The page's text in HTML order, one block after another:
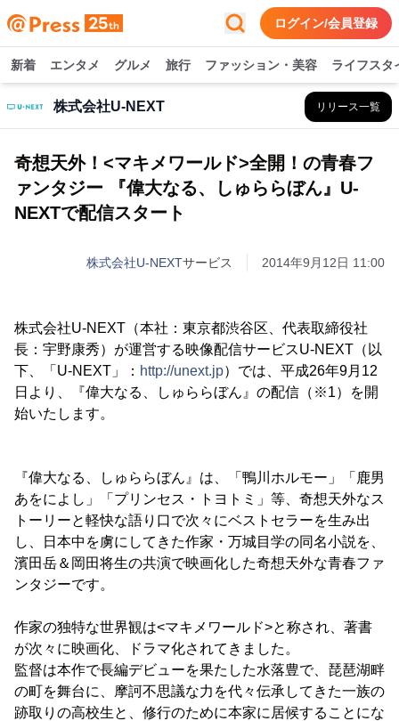
ログイン/会員登録
新着 エンタメ グルメ 旅行 ファッション・美容 ライフスタ
株式会社U-NEXT リリース一覧
奇想天外！<マキメワールド>全開！の青春フ
ァンタジー 『偉大なる、しゅららぼん』U-
NEXTで配信スタート
株式会社U-NEXTサービス 2014年9月12日 11:00
株式会社U-NEXT（本社：東京都渋谷区、代表取締役社
長：宇野康秀）が運営する映像配信サービスU-NEXT（以
下、「U-NEXT」： http://unext.jp）では、平成26年9月12
日より、『偉大なる、しゅららぼん』の配信（※1）を開
始いたします。
『偉大なる、しゅららぼん』は、「鴨川ホルモー」「鹿男
あをによし」「プリンセス・トヨトミ」等、奇想天外なス
トーリーと軽快な語り口で次々にベストセラーを生み出
し、日本中を虜にしてきた作家・万城目学の同名小説を、
濱田岳＆岡田将生の共演で映画化した奇想天外な青春ファ
ンタジーです。
作家の独特な世界観は<マキメワールド>と称され、著書
が次々に映画化、ドラマ化されてきました。
監督は本作で長編デビューを果たした水落豊で、琵琶湖畔
の町を舞台に、摩訶不思議な力を代々伝承してきた一族の
跡取りの高校生と、修行のために本家に居候することにな